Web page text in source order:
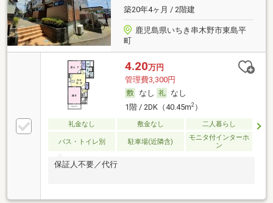
築20年4ヶ月 / 2階建
鹿児島県いちき串木野市東島平
町
4.20万円
管理費3,300円
なし
なし
1階 / 2DK（40.45m2）
礼金なし 敷金なし 二人暮らし
バス・トイレ別 駐車場(近隣含)
モニタ付インターホ
ン
保証人不要／代行